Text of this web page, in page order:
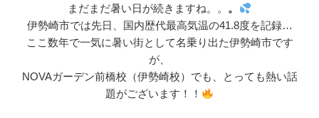
まだまだ暑い日が続きますね。。 。
伊勢崎市では先日、国内歴代最高気温の41.8度を記録…
ここ数年で一気に暑い街として名乗り出た伊勢崎市です
が、
NOVAガーデン前橋校（伊勢崎校）でも、とっても熱い話
題がございます！！